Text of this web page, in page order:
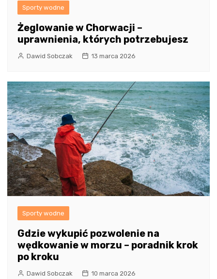
Sporty wodne
Żeglowanie w Chorwacji –
uprawnienia, których potrzebujesz
Dawid Sobczak 13 marca 2026
Sporty wodne
Gdzie wykupić pozwolenie na
wędkowanie w morzu – poradnik krok
po kroku
Dawid Sobczak 10 marca 2026